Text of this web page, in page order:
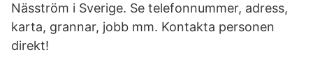
Näsström i Sverige. Se telefonnummer, adress,
karta, grannar, jobb mm. Kontakta personen
direkt!